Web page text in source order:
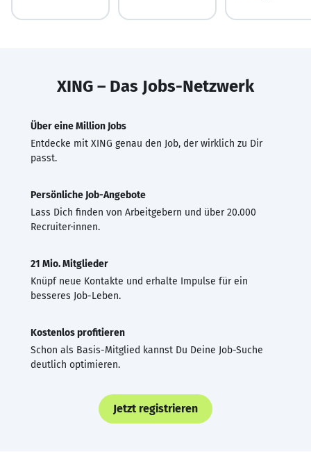
XING – Das Jobs-Netzwerk
Über eine Million Jobs
Entdecke mit XING genau den Job, der wirklich zu Dir
passt.
Persönliche Job-Angebote
Lass Dich finden von Arbeitgebern und über 20.000
Recruiter·innen.
21 Mio. Mitglieder
Knüpf neue Kontakte und erhalte Impulse für ein
besseres Job-Leben.
Kostenlos profitieren
Schon als Basis-Mitglied kannst Du Deine Job-Suche
deutlich optimieren.
Jetzt registrieren